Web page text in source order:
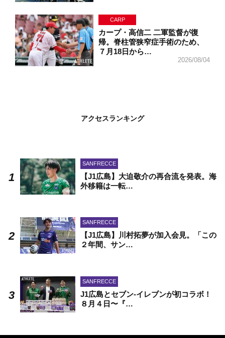
CARP
カープ・高信二 二軍監督が復
帰。脊柱管狭窄症手術のため、
７月18日から…
2026/08/04
アクセスランキング
SANFRECCE
【J1広島】大迫敬介の再合流を発表。海
外移籍は一転…
SANFRECCE
【J1広島】川村拓夢が加入会見。「この
２年間、サン…
SANFRECCE
J1広島とセブン-イレブンが初コラボ！
８月４日〜『…